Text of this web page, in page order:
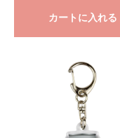
カートに入れる